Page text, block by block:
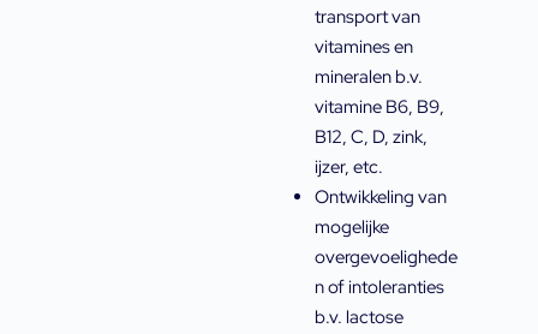
transport van
vitamines en
mineralen b.v.
vitamine B6, B9,
B12, C, D, zink,
ijzer, etc.
Ontwikkeling van
mogelijke
overgevoelighede
n of intoleranties
b.v. lactose